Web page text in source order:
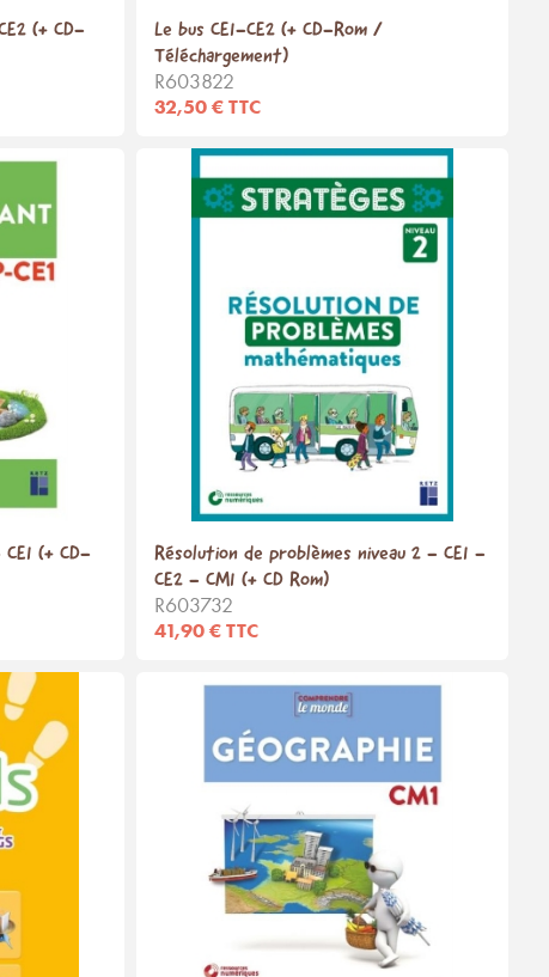
(+ CD-
Le bus CE1-CE2 (+ CD-Rom /
Téléchargement)
R603822
32,50 € TTC
(+ CD-
Résolution de problèmes niveau 2 - CE1 -
CE2 - CM1 (+ CD Rom)
R603732
41,90 € TTC